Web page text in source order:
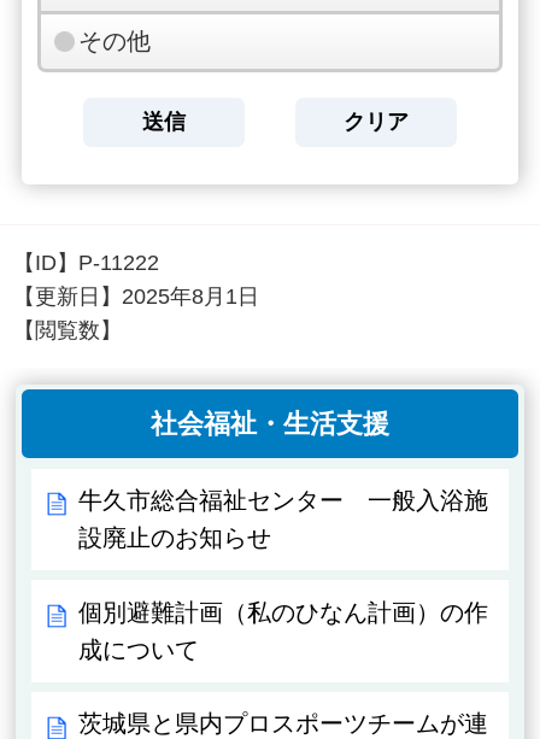
その他
【ID】 P-11222
【更新日】 2025年8月1日
【閲覧数】
社会福祉・生活支援
牛久市総合福祉センター 一般入浴施
設廃止のお知らせ
個別避難計画（私のひなん計画）の作
成について
茨城県と県内プロスポーツチームが連